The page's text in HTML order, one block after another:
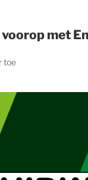
met
toe